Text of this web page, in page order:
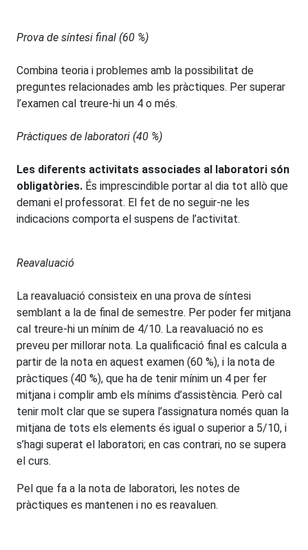
Prova de síntesi final (60 %)
Combina teoria i problemes amb la possibilitat de
preguntes relacionades amb les pràctiques. Per superar
l’examen cal treure-hi un 4 o més.
Pràctiques de laboratori (40 %)
Les diferents activitats associades al laboratori són
obligatòries. És imprescindible portar al dia tot allò que
demani el professorat. El fet de no seguir-ne les
indicacions comporta el suspens de l’activitat.
Reavaluació
La reavaluació consisteix en una prova de síntesi
semblant a la de final de semestre. Per poder fer mitjana
cal treure-hi un mínim de 4/10. La reavaluació no es
preveu per millorar nota. La qualificació final es calcula a
partir de la nota en aquest examen (60 %), i la nota de
pràctiques (40 %), que ha de tenir mínim un 4 per fer
mitjana i complir amb els mínims d’assistència. Però cal
tenir molt clar que se supera l’assignatura només quan la
mitjana de tots els elements és igual o superior a 5/10, i
s’hagi superat el laboratori; en cas contrari, no se supera
el curs.
Pel que fa a la nota de laboratori, les notes de
pràctiques es mantenen i no es reavaluen.